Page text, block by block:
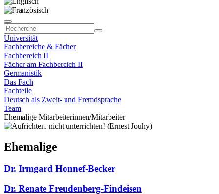
Universität
Fachbereiche & Fächer
Fachbereich II
Fächer am Fachbereich II
Germanistik
Das Fach
Fachteile
Deutsch als Zweit- und Fremdsprache
Team
Ehemalige Mitarbeiterinnen/Mitarbeiter
Ehemalige
Dr. Irmgard Honnef-Becker
Dr. Renate Freudenberg-Findeisen